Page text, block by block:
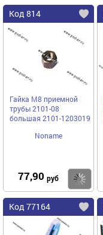
Код 814
Гайка М8 приемной
трубы 2101-08
большая 2101-1203019
Noname
77,90 руб
Код 77164